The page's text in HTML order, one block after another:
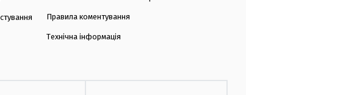
Правила коментування
Технічна інформація